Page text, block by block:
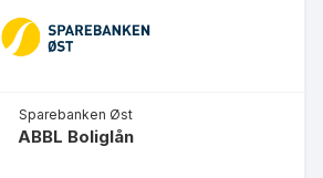
Sparebanken Øst
ABBL Boliglån